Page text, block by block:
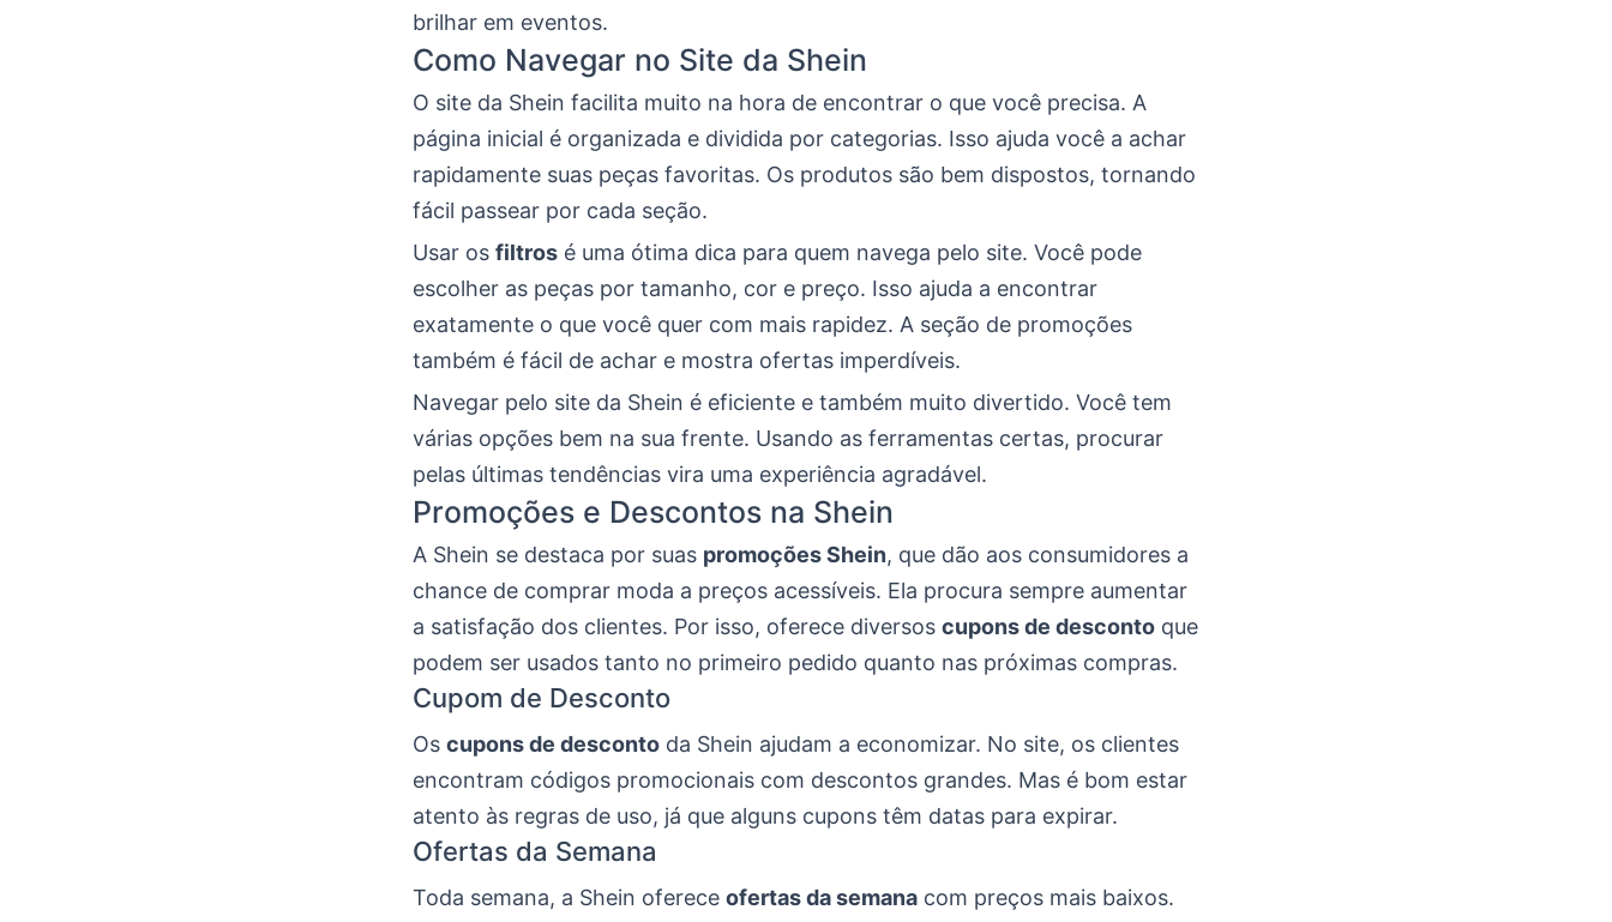
brilhar em eventos.
Como Navegar no Site da Shein
O site da Shein facilita muito na hora de encontrar o que você precisa. A
página inicial é organizada e dividida por categorias. Isso ajuda você a achar
rapidamente suas peças favoritas. Os produtos são bem dispostos, tornando
fácil passear por cada seção.
Usar os filtros é uma ótima dica para quem navega pelo site. Você pode
escolher as peças por tamanho, cor e preço. Isso ajuda a encontrar
exatamente o que você quer com mais rapidez. A seção de promoções
também é fácil de achar e mostra ofertas imperdíveis.
Navegar pelo site da Shein é eficiente e também muito divertido. Você tem
várias opções bem na sua frente. Usando as ferramentas certas, procurar
pelas últimas tendências vira uma experiência agradável.
Promoções e Descontos na Shein
A Shein se destaca por suas promoções Shein, que dão aos consumidores a
chance de comprar moda a preços acessíveis. Ela procura sempre aumentar
a satisfação dos clientes. Por isso, oferece diversos cupons de desconto que
podem ser usados tanto no primeiro pedido quanto nas próximas compras.
Cupom de Desconto
Os cupons de desconto da Shein ajudam a economizar. No site, os clientes
encontram códigos promocionais com descontos grandes. Mas é bom estar
atento às regras de uso, já que alguns cupons têm datas para expirar.
Ofertas da Semana
Toda semana, a Shein oferece ofertas da semana com preços mais baixos.